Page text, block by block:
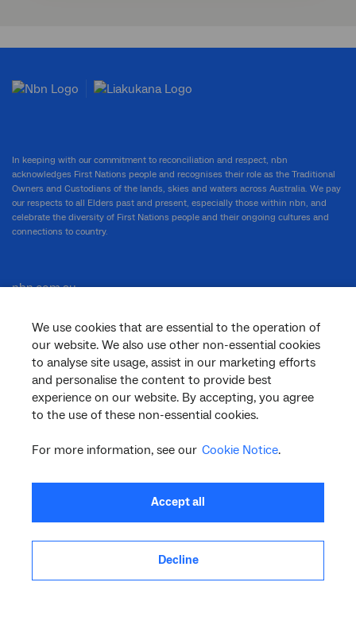
We use cookies that are essential to the operation of
our website. We also use other non-essential cookies
to analyse site usage, assist in our marketing efforts
and personalise the content to provide best
experience on our website. By accepting, you agree
to the use of these non-essential cookies.
For more information, see our Cookie Notice.
Accept all
Decline
In keeping with our commitment to reconciliation and respect, nbn
acknowledges First Nations people and recognises their role as the Traditional
Owners and Custodians of the lands, skies and waters across Australia. We pay
our respects to all Elders past and present, especially those within nbn, and
celebrate the diversity of First Nations people and their ongoing cultures and
connections to country.
nbn.com.au
Corporate
General
Support
linkedininstagram